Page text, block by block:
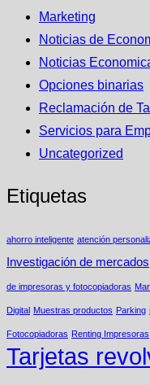
Marketing
Noticias de
Noticias
Opciones binarias
Reclamación de
Servicios para
Uncategorized
Etiquetas
ahorro inteligente atención
Investigación de mercados
de impresoras y fotocopiadoras
Digital Muestras productos Parking
Fotocopiadoras Renting Impresoras
Tarjetas